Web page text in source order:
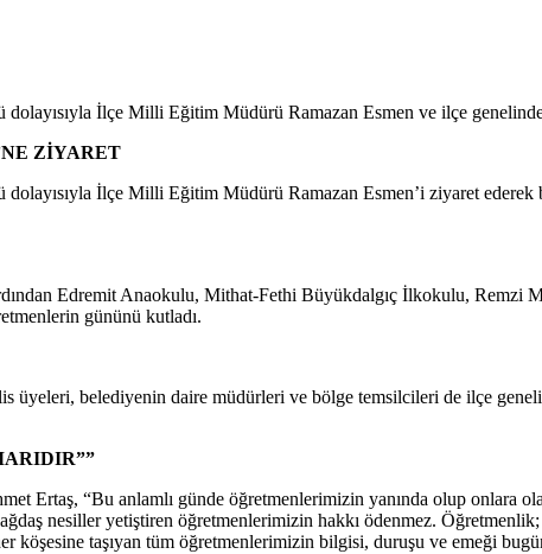
İlçe Milli Eğitim Müdürü Ramazan Esmen ve ilçe
ZİYARET
İlçe Milli Eğitim Müdürü Ramazan Esmen’i ziyaret ederek
Edremit Anaokulu, Mithat-Fethi Büyükdalgıç İlkokulu, Remzi
gününü kutladı.
üyeleri, belediyenin daire müdürleri ve bölge temsilcileri de ilçe
Ertaş, “Bu anlamlı günde öğretmenlerimizin yanında olup onlara
nesiller yetiştiren öğretmenlerimizin hakkı ödenmez.
köşesine taşıyan tüm öğretmenlerimizin bilgisi, duruşu ve emeği